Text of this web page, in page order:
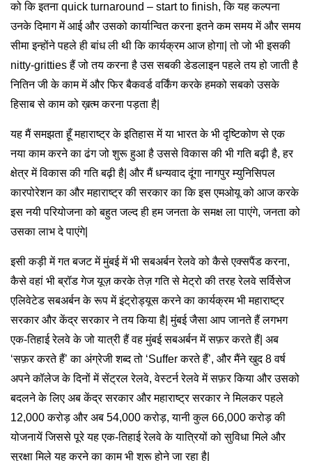
को कि इतना quick turnaround – start to finish, कि यह कल्पना
उनके दिमाग में आई और उसको कार्यान्वित करना इतने कम समय में और समय
सीमा इन्होंने पहले ही बांध ली थी कि कार्यक्रम आज होगा| तो जो भी इसकी
nitty-gritties हैं जो तय करना है उस सबकी डेडलाइन पहले तय हो जाती है
नितिन जी के काम में और फिर बैकवर्ड वर्किंग करके हमको सबको उसके
हिसाब से काम को ख़त्म करना पड़ता है|
यह मैं समझता हूँ महाराष्ट्र के इतिहास में या भारत के भी दृष्टिकोण से एक
नया काम करने का ढंग जो शुरू हुआ है उससे विकास की भी गति बढ़ी है, हर
क्षेत्र में विकास की गति बढ़ी है| और मैं धन्यवाद दूंगा नागपुर म्युनिसिपल
कारपोरेशन का और महाराष्ट्र की सरकार का कि इस एमओयू को आज करके
इस नयी परियोजना को बहुत जल्द ही हम जनता के समक्ष ला पाएंगे, जनता को
उसका लाभ दे पाएंगे|
इसी कड़ी में गत बजट में मुंबई में भी सबअर्बन रेलवे को कैसे एक्सपैंड करना,
कैसे वहां भी ब्रॉड गेज यूज़ करके तेज़ गति से मेट्रो की तरह रेलवे सर्विसेज
एलिवेटेड सबअर्बन के रूप में इंट्रोड्यूस करने का कार्यक्रम भी महाराष्ट्र
सरकार और केंद्र सरकार ने तय किया है| मुंबई जैसा आप जानते हैं लगभग
एक-तिहाई रेलवे के जो यात्री हैं वह मुंबई सबअर्बन में सफ़र करते हैं| अब
‘सफ़र करते हैं’ का अंग्रेजी शब्द तो ‘Suffer करते हैं’, और मैंने खुद 8 वर्ष
अपने कॉलेज के दिनों में सेंट्रल रेलवे, वेस्टर्न रेलवे में सफ़र किया और उसको
बदलने के लिए अब केंद्र सरकार और महाराष्ट्र सरकार ने मिलकर पहले
12,000 करोड़ और अब 54,000 करोड़, यानी कुल 66,000 करोड़ की
योजनायें जिससे पूरे यह एक-तिहाई रेलवे के यात्रियों को सुविधा मिले और
सुरक्षा मिले यह करने का काम भी शुरू होने जा रहा है|